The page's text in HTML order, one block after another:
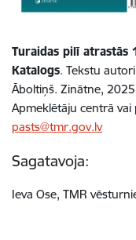
Turaidas pilī atrastās
Katalogs. Tekstu
Āboltiņš. Zinātne,
Apmeklētāju centrā
pasts@tmr.gov.lv
Sagatavoja:
Ieva Ose, TMR